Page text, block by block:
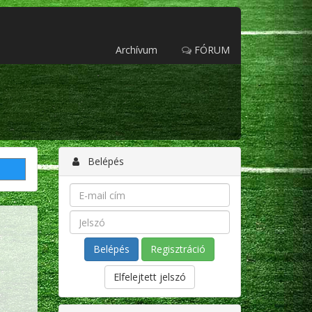
Archívum FÓRUM
Belépés
Regisztráció
Elfelejtett jelszó